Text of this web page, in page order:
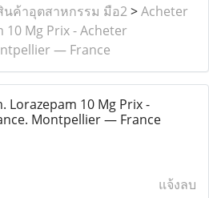
นค้าอุตสาหกรรม มือ2>Acheter
10 Mg Prix - Acheter
— France
Lorazepam 10 Mg Prix -
Montpellier — France
แจ้งลบ